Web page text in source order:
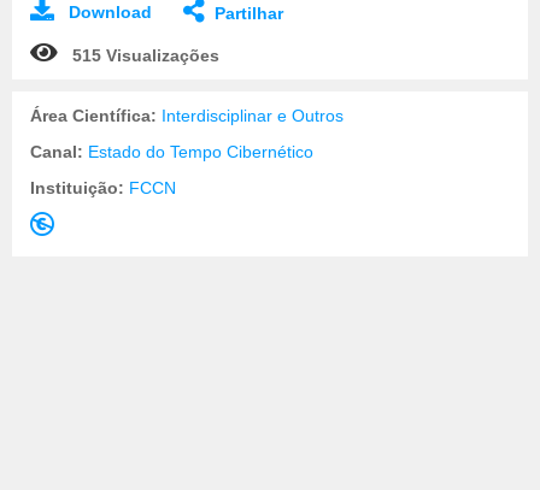
Download Partilhar
515 Visualizações
Área Científica: Interdisciplinar e Outros
Canal: Estado do Tempo Cibernético
Instituição: FCCN